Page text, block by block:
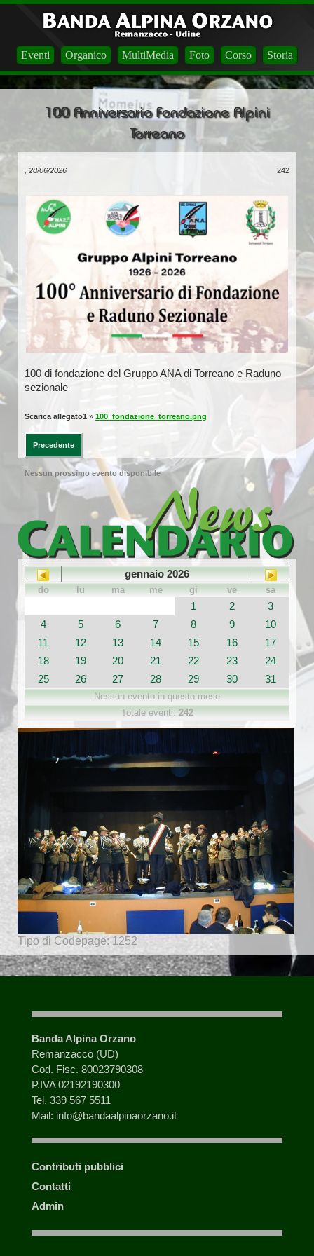
Eventi Organico MultiMedia Foto Corso Storia
100 Anniversario Fondazione Alpini
Torreano
, 28/06/2026 242
100 di fondazione del Gruppo ANA di Torreano e Raduno
sezionale
Scarica allegato1 » 100_fondazione_torreano.png
Precedente
Nessun prossimo evento disponibile
gennaio 2026
do lu ma me gi ve sa
1 2
3
4
5 6 7 8 9
10
11
12 13 14 15 16
17
18
19 20 21 22 23
24
25
26 27 28 29 30 31
Nessun evento in questo mese
Totale eventi:242
Tipo di Codepage: 1252
Banda Alpina Orzano
Remanzacco (UD)
Cod. Fisc. 80023790308
P.IVA 02192190300
Tel. 339 567 5511
Mail: info@bandaalpinaorzano.it
Contributi pubblici
Contatti
Admin